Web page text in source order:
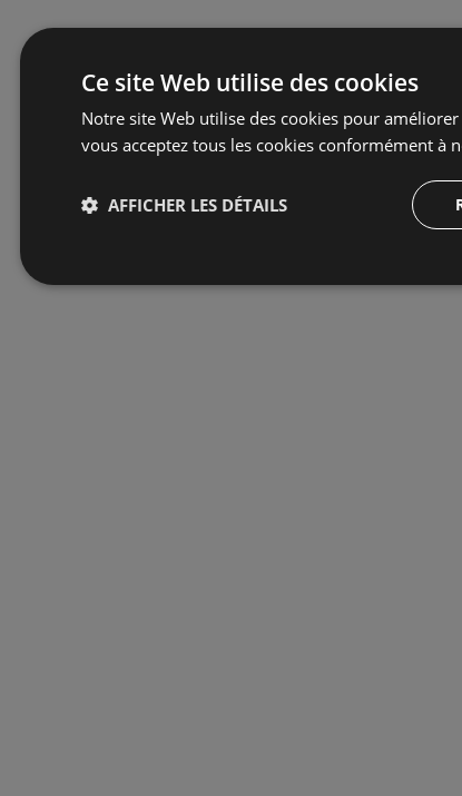
Ce site Web utilise des cookies
Notre site Web utilise des cookies pour
vous acceptez tous les cookies conformément à
AFFICHER LES DÉTAILS